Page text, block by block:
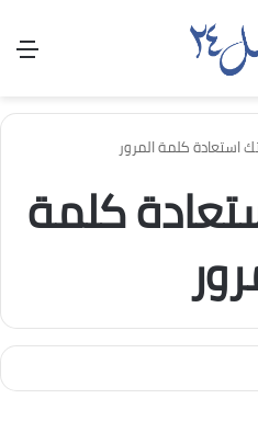
استعادة كلمة المرور
كلمة